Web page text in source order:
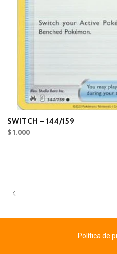
SWITCH – 144/159
$1.000
Política de